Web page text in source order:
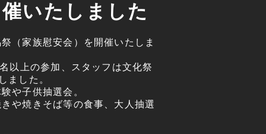
いたしました
（家族慰安会）を開催いたしま
以上の参加、スタッフは文化祭
ました。
や子供抽選会。
や焼きそば等の食事、大人抽選